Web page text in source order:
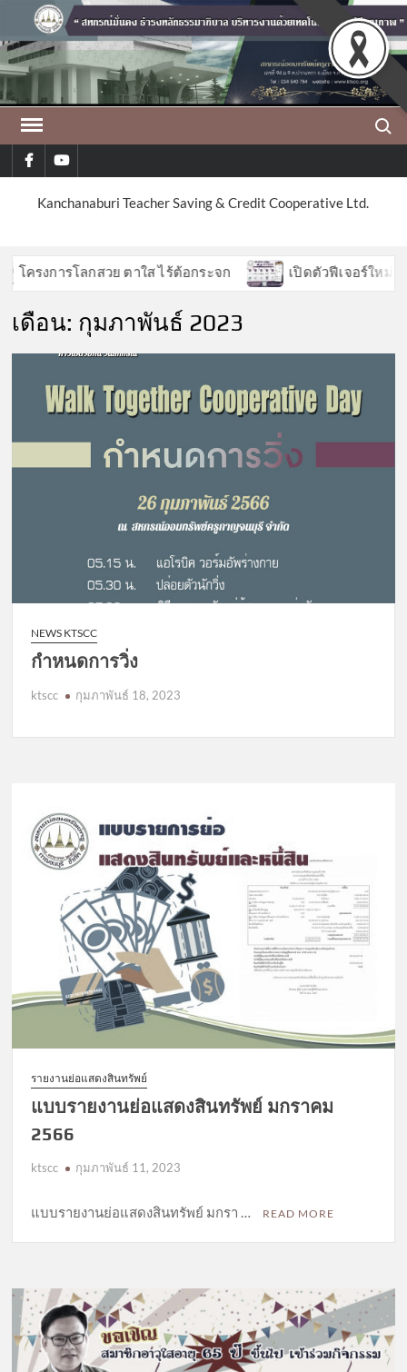
content
facebookyoutube
Kanchanaburi Teacher Saving & Credit Cooperative Ltd.
รงการโลกสวย ตาใส ไร้ต้อกระจก เปิดตัวฟีเจอร์ใหม่ APP
เดือน: กุมภาพันธ์ 2023
NEWS KTSCC
กำหนดการวิ่ง
ktscc กุมภาพันธ์ 18, 2023
รายงานย่อแสดงสินทรัพย์
แบบรายงานย่อแสดงสินทรัพย์ มกราคม
2566
ktscc กุมภาพันธ์ 11, 2023
แบบรายงานย่อแสดงสินทรัพย์ มกรา … READ MORE